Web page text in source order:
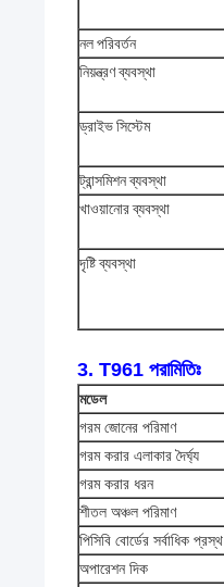
নল পরিবর্তন
নিয়ন্ত্রণ ব্যবস্থা
ড্রাইভ সিস্টেম
ট্রান্সমিশন ব্যবস্থা
খাওয়ানোর ব্যবস্থা
দৃষ্টি ব্যবস্থা
3. T961 পরামিতিঃ
মডেল
গরম জোনের পরিমাণ
গরম করার এলাকার দৈর্ঘ্য
গরম করার ধরন
শীতল অঞ্চল পরিমাণ
পিসিবি বোর্ডের সর্বাধিক প্রস্থ
অপারেশন দিক